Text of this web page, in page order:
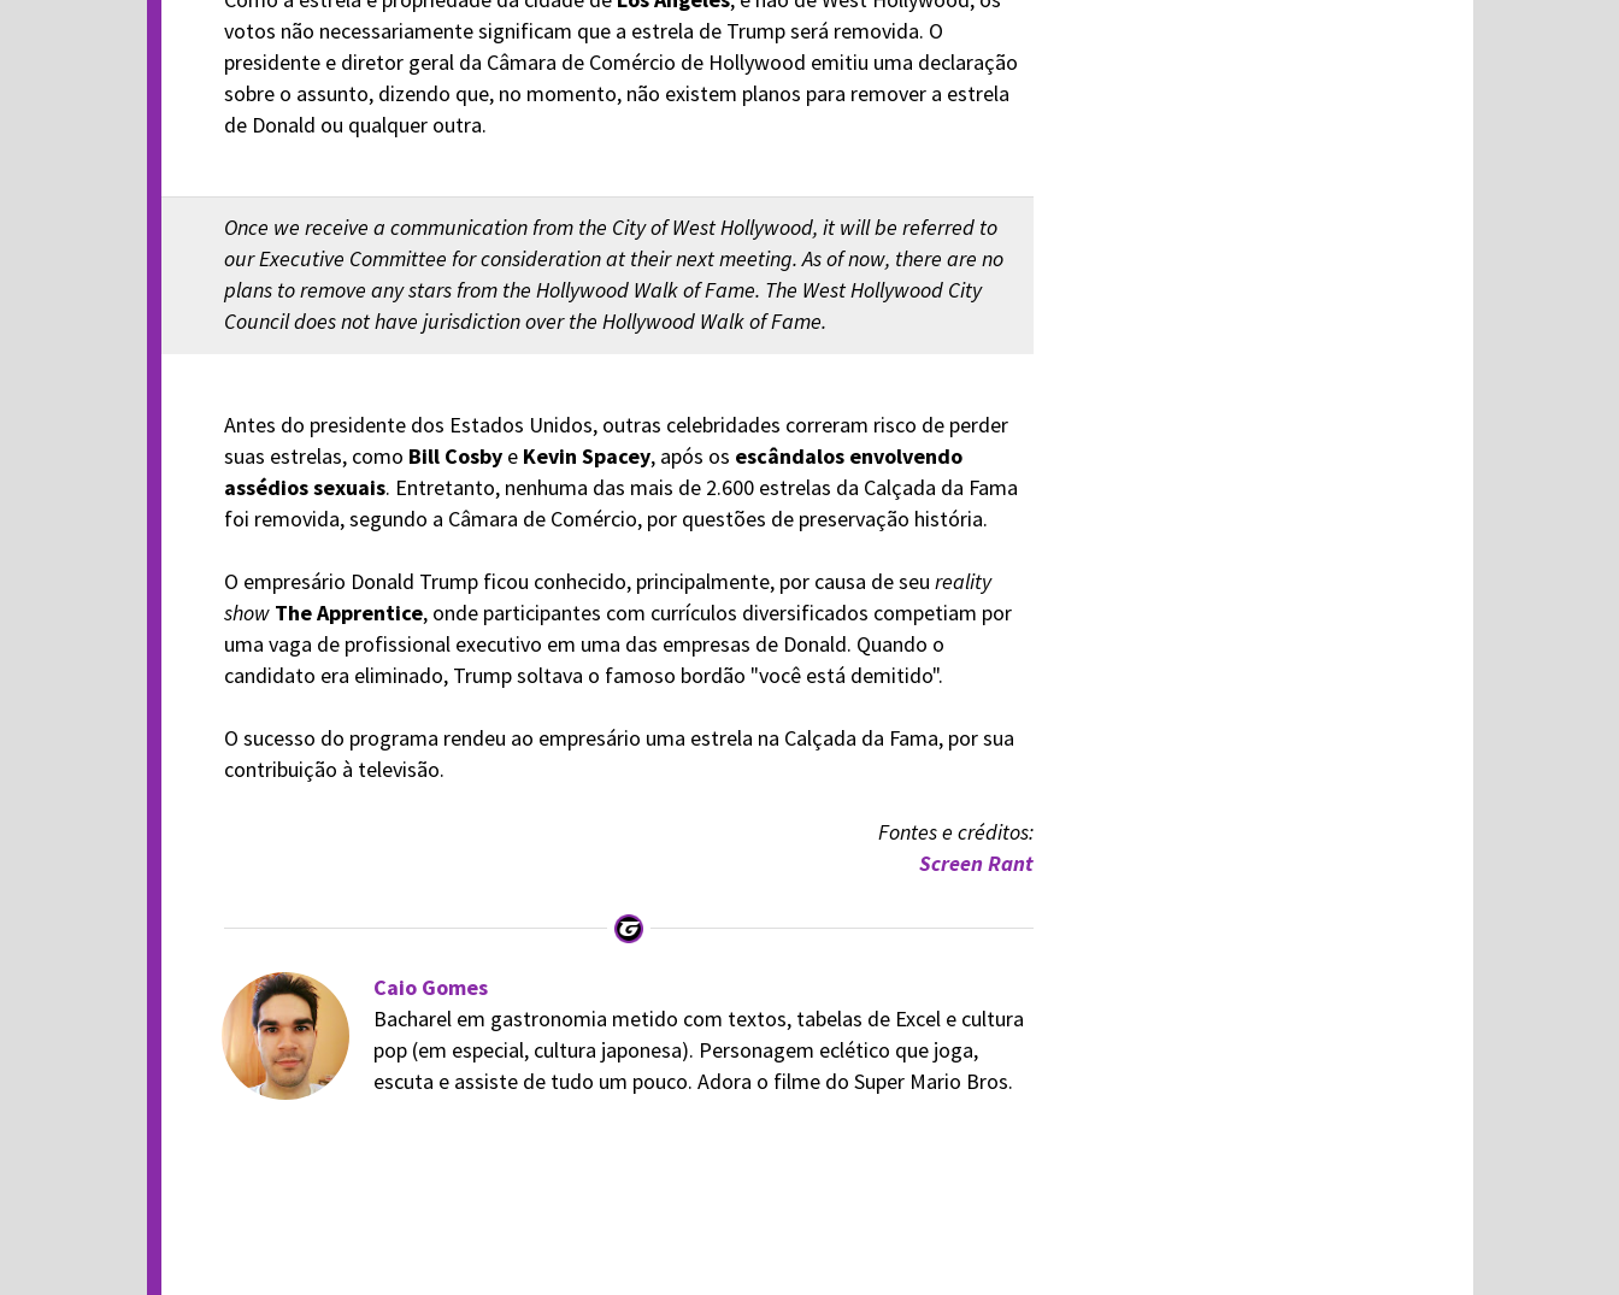
votos não necessariamente significam que a estrela de Trump será removida. O
presidente e diretor geral da Câmara de Comércio de Hollywood emitiu uma declaração
sobre o assunto, dizendo que, no momento, não existem planos para remover a estrela
de Donald ou qualquer outra.
Once we receive a communication from the City of West Hollywood, it will be referred to
our Executive Committee for consideration at their next meeting. As of now, there are no
plans to remove any stars from the Hollywood Walk of Fame. The West Hollywood City
Council does not have jurisdiction over the Hollywood Walk of Fame.
Antes do presidente dos Estados Unidos, outras celebridades correram risco de perder
suas estrelas, como Bill Cosbye Kevin Spacey, após os escândalos envolvendo
assédios sexuais. Entretanto, nenhuma das mais de 2.600 estrelas da Calçada da Fama
foi removida, segundo a Câmara de Comércio, por questões de preservação história.
O empresário Donald Trump ficou conhecido, principalmente, por causa de seu reality
show The Apprentice, onde participantes com currículos diversificados competiam por
uma vaga de profissional executivo em uma das empresas de Donald. Quando o
candidato era eliminado, Trump soltava o famoso bordão "você está demitido".
O sucesso do programa rendeu ao empresário uma estrela na Calçada da Fama, por sua
contribuição à televisão.
Fontes e créditos:
Screen Rant
Caio Gomes
Bacharel em gastronomia metido com textos, tabelas de Excel e cultura
pop (em especial, cultura japonesa). Personagem eclético que joga,
escuta e assiste de tudo um pouco. Adora o filme do Super Mario Bros.